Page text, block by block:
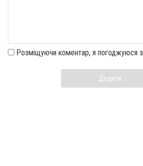
Розміщуючи коментар, я погоджуюся з
Додати